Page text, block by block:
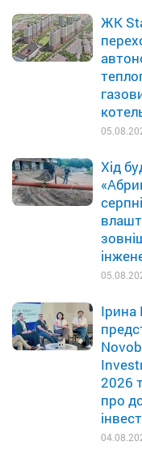
ЖК
Хід
Ірина
2026
про